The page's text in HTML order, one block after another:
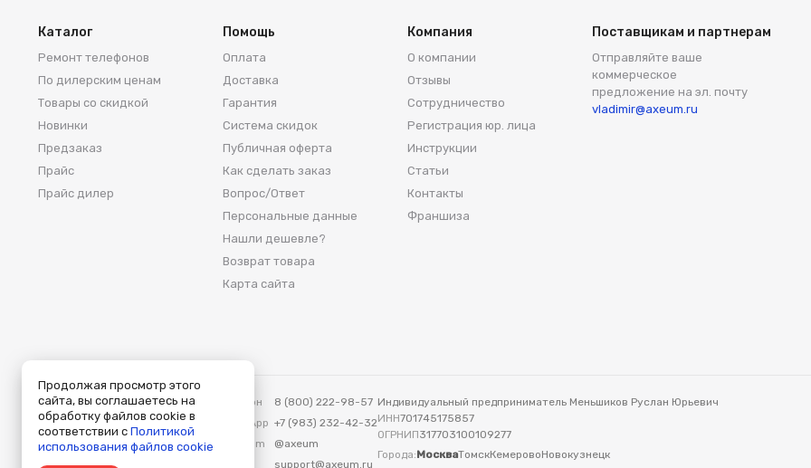
Каталог
Ремонт телефонов
По дилерским ценам
Товары со скидкой
Новинки
Предзаказ
Прайс
Прайс дилер
Помощь
Оплата
Доставка
Гарантия
Система скидок
Публичная оферта
Как сделать заказ
Вопрос/Ответ
Персональные данные
Нашли дешевле?
Возврат товара
Карта сайта
Компания
О компании
Отзывы
Сотрудничество
Регистрация юр. лица
Инструкции
Статьи
Контакты
Франшиза
Поставщикам и партнерам
Отправляйте ваше
коммерческое
предложение на эл. почту
vladimir@axeum.ru
Аксеум — Москва
115419, Москва, ул. Вавилова, д. 3
Телефон
8 (800) 222-98-57
WhatsApp +7 (983) 232-42-32
Telegram
@axeum
support@axeum.ru
Индивидуальный предприниматель Меньшиков Руслан Юрьевич
ИНН701745175857
ОГРНИП317703100109277
Города:МоскваТомскКемеровоНовокузнецк
Продолжая просмотр этого
сайта, вы соглашаетесь на
обработку файлов cookie в
соответствии сПолитикой
использования файлов cookie